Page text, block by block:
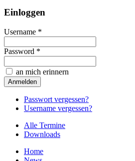
Einloggen
Username *
Password *
an mich erinnern
Passwort vergessen?
Username vergessen?
Alle Termine
Downloads
Home